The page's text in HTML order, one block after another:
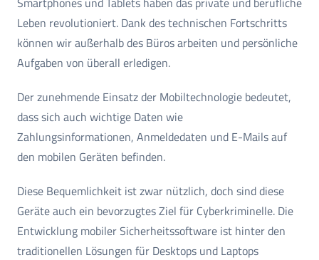
Leben revolutioniert. Dank des technischen Fortschritts
können wir außerhalb des Büros arbeiten und persönliche
Aufgaben von überall erledigen.
Der zunehmende Einsatz der Mobiltechnologie bedeutet,
dass sich auch wichtige Daten wie
Zahlungsinformationen, Anmeldedaten und E-Mails auf
den mobilen Geräten befinden.
Diese Bequemlichkeit ist zwar nützlich, doch sind diese
Geräte auch ein bevorzugtes Ziel für Cyberkriminelle. Die
Entwicklung mobiler Sicherheitssoftware ist hinter den
traditionellen Lösungen für Desktops und Laptops